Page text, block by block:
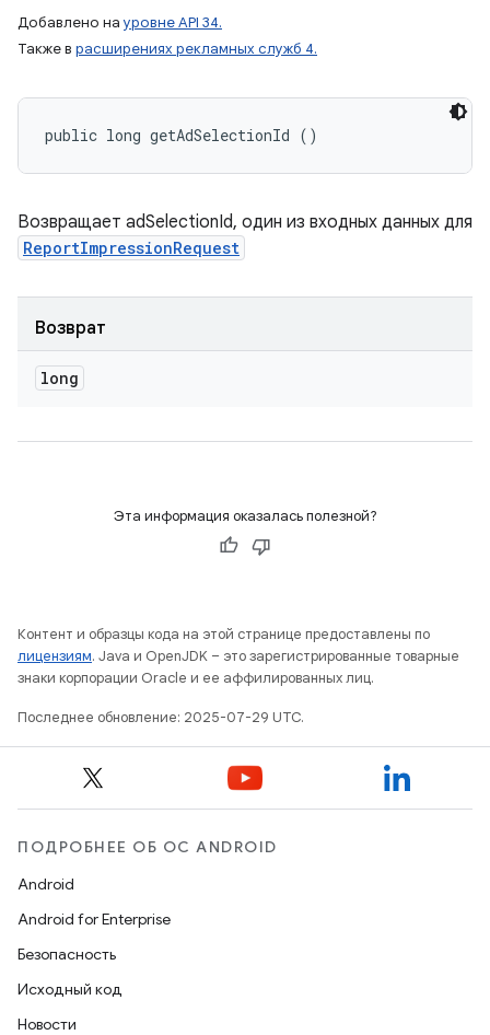
Добавлено науровне API 34.
Также в расширениях рекламных служб 4.
public long getAdSelectionId ()
Возвращает adSelectionId, один из входных данных для
ReportImpressionRequest
Возврат
long
Эта информация оказалась полезной?
Контент и образцы кода на этой странице предоставлены по
лицензиям. Java и OpenJDK – это зарегистрированные товарные
знаки корпорации Oracle и ее аффилированных лиц.
Последнее обновление: 2025-07-29 UTC.
ПОДРОБНЕЕ ОБ ОС ANDROID
Android
Android for Enterprise
Безопасность
Исходный код
Новости